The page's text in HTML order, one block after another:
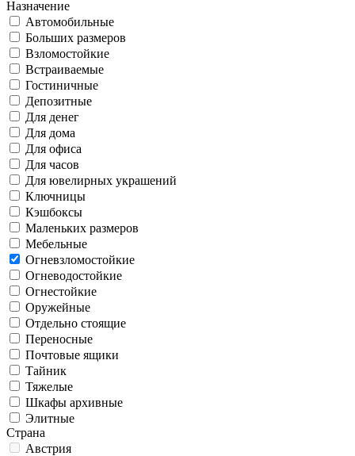
Назначение
Автомобильные
Больших размеров
Взломостойкие
Встраиваемые
Гостиничные
Депозитные
Для денег
Для дома
Для офиса
Для часов
Для ювелирных украшений
Ключницы
Кэшбоксы
Маленьких размеров
Мебельные
Огневзломостойкие
Огневодостойкие
Огнестойкие
Оружейные
Отдельно стоящие
Переносные
Почтовые ящики
Тайник
Тяжелые
Шкафы архивные
Элитные
Страна
Австрия